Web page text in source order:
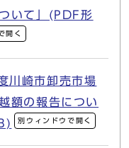
いて」(PDF形
開く
川崎市卸売市場
額の報告につい
別ウィンドウで開く